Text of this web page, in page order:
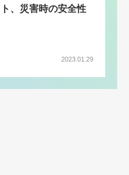
、災害時の安全性
2023.01.29